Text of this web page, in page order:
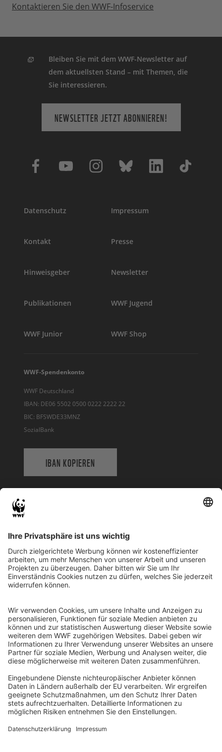
Kontaktieren Sie den WWF-Infoservice
Bleiben Sie mit dem WWF-Newsletter auf
dem aktuellsten Stand – mit Themen, die
Sie interessieren.
NEWSLETTER JETZT ABONNIEREN!
Datenschutz Impressum
Kontakt Presse
Hinweisgeber Newsletter
Publikationen WWF Jugend
WWF Junior WWF Shop
WWF-Spendenkonto
WWF Deutschland
IBAN: DE06 5502 0500 0222 2222 22
BIC: BFSWDE33MNZ
SozialBank
IBAN KOPIEREN
WWF Deutschland
Reinhardtstr. 18
10117 Berlin
Tel.: 030-311 777 700
Ihre Spende kann steuerlich geltend gemacht werden
Registriert als Stiftung WWF Deutschland, Senatsverwaltung für
Justiz Berlin, Az: 3416/976/2
Umsatzsteuer-Identifikationsnummer: DE 114236103
Freistellungsbescheid: Als gemeinnützige Körperschaft befreit
von der Körperschaftssteuer gem. §5 I 9 KStg. unter der
Steuernummer 27/641/09321
© WWF Deutschland 2026